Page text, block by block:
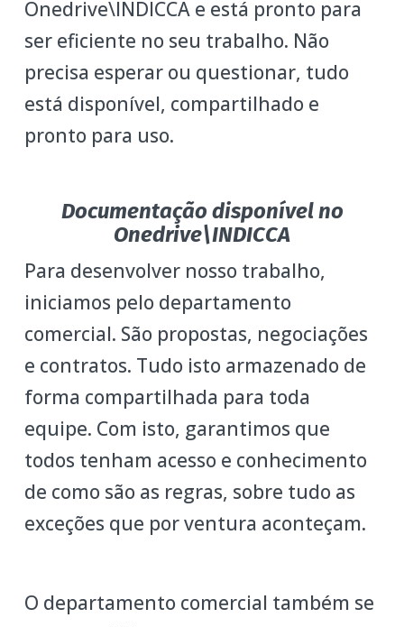
Onedrive\INDICCA e está pronto para
ser eficiente no seu trabalho. Não
precisa esperar ou questionar, tudo
está disponível, compartilhado e
pronto para uso.
Documentação disponível no
Onedrive\INDICCA
Para desenvolver nosso trabalho,
iniciamos pelo departamento
comercial. São propostas, negociações
e contratos. Tudo isto armazenado de
forma compartilhada para toda
equipe. Com isto, garantimos que
todos tenham acesso e conhecimento
de como são as regras, sobre tudo as
exceções que por ventura aconteçam.
O departamento comercial também se